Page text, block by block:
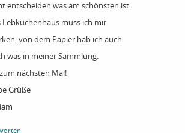
entscheiden was am schönsten ist.
Lebkuchenhaus muss ich mir
von dem Papier hab ich auch
was in meiner Sammlung.
zum nächsten Mal!
Grüße